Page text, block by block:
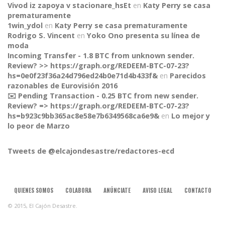
CONNECT
Vivod iz zapoya v stacionare_hsEt en Katy Perry se casa
prematuramente
1win_ydol en Katy Perry se casa prematuramente
Rodrigo S. Vincent en Yoko Ono presenta su línea de
moda
Incoming Transfer - 1.8 BTC from unknown sender.
Review? >> https://graph.org/REDEEM-BTC-07-23?
hs=0e0f23f36a24d796ed24b0e71d4b433f& en Parecidos
razonables de Eurovisión 2016
✉️ Pending Transaction - 0.25 BTC from new sender.
Review? => https://graph.org/REDEEM-BTC-07-23?
hs=b923c9bb365ac8e58e7b6349568ca6e9& en Lo mejor y
lo peor de Marzo
Tweets de @elcajondesastre/redactores-ecd
QUIENES SOMOS COLABORA ANÚNCIATE AVISO LEGAL CONTACTO
© 2015, El Cajón Desastre.